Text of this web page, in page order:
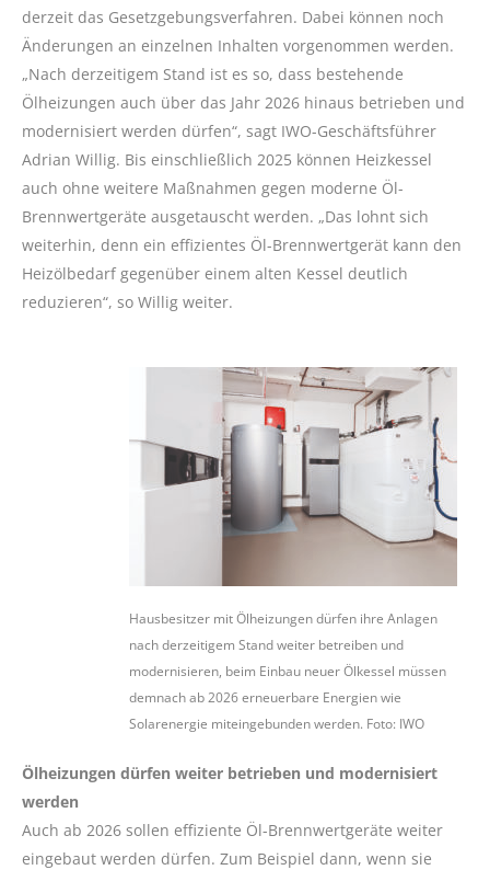
derzeit das Gesetzgebungsverfahren. Dabei können noch
Änderungen an einzelnen Inhalten vorgenommen werden.
„Nach derzeitigem Stand ist es so, dass bestehende
Ölheizungen auch über das Jahr 2026 hinaus betrieben und
modernisiert werden dürfen“, sagt IWO-Geschäftsführer
Adrian Willig. Bis einschließlich 2025 können Heizkessel
auch ohne weitere Maßnahmen gegen moderne Öl-
Brennwertgeräte ausgetauscht werden. „Das lohnt sich
weiterhin, denn ein effizientes Öl-Brennwertgerät kann den
Heizölbedarf gegenüber einem alten Kessel deutlich
reduzieren“, so Willig weiter.
Hausbesitzer mit Ölheizungen dürfen ihre Anlagen
nach derzeitigem Stand weiter betreiben und
modernisieren, beim Einbau neuer Ölkessel müssen
demnach ab 2026 erneuerbare Energien wie
Solarenergie miteingebunden werden. Foto: IWO
Ölheizungen dürfen weiter betrieben und modernisiert
werden
Auch ab 2026 sollen effiziente Öl-Brennwertgeräte weiter
eingebaut werden dürfen. Zum Beispiel dann, wenn sie